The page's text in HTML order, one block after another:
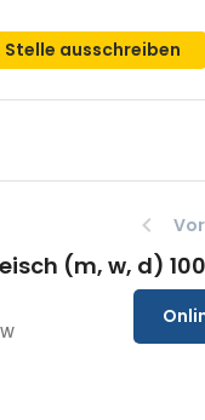
Stelle ausschreiben
(m, w, d)